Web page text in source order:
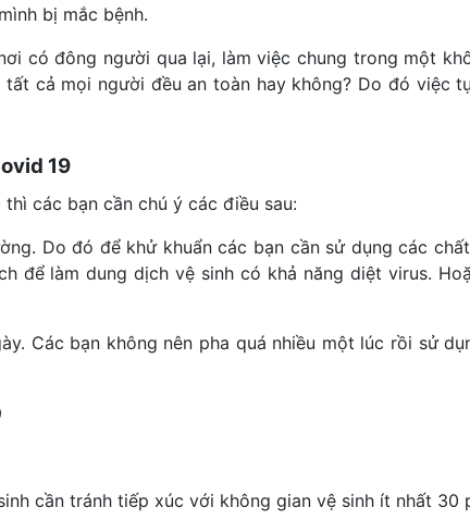
bị mắc bệnh.
có đông người qua lại, làm việc chung trong một
cả mọi người đều an toàn hay không? Do đó việc
19
thì các bạn cần chú ý các điều sau:
Do đó để khử khuẩn các bạn cần sử dụng các
để làm dung dịch vệ sinh có khả năng diệt virus.
Các bạn không nên pha quá nhiều một lúc rồi sử
cần tránh tiếp xúc với không gian vệ sinh ít nhất 30